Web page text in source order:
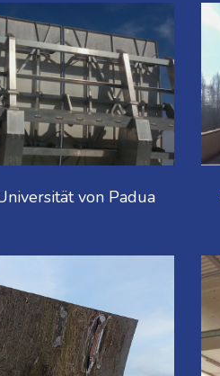
von Padua